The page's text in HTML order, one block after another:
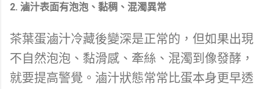
2. 滷汁表面有泡泡、黏稠、混濁異常
茶葉蛋滷汁冷藏後變深是正常的，但如果出現
不自然泡泡、黏滑感、牽絲、混濁到像發酵，
就要提高警覺。滷汁狀態常常比蛋本身更早透